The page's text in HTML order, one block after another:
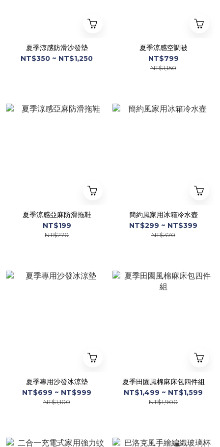
夏季涼感防滑沙發墊
NT$350 ~ NT$1,250
夏季涼感空調被
NT$799
NT$1,150
夏季涼感亞麻防滑拖鞋
NT$199
NT$270
簡約風家用冰箱冷水壺
NT$299 ~ NT$399
NT$470
夏季專用沙發冰涼墊
NT$699 ~ NT$999
NT$1,100
夏季田園風棉麻床包四件組
NT$1,499 ~ NT$1,599
NT$1,900